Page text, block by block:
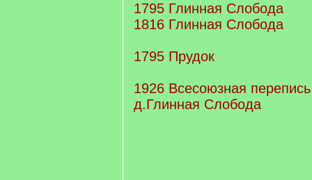
1795 Глинная Слобода
1816 Глинная Слобода
1795 Прудок
1926 Всесоюзная
д.Глинная Слобода